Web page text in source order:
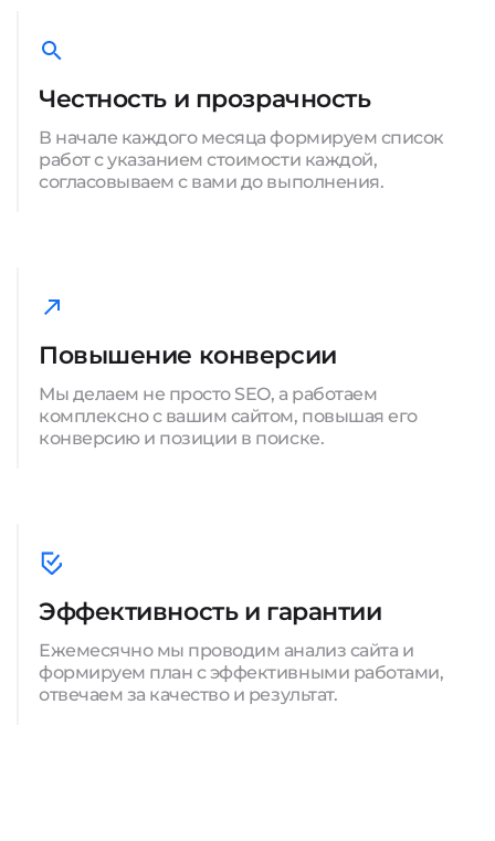
Честность и прозрачность
В начале каждого месяца формируем список
работ с указанием стоимости каждой,
согласовываем с вами до выполнения.
Повышение конверсии
Мы делаем не просто SEO, а работаем
комплексно с вашим сайтом, повышая его
конверсию и позиции в поиске.
Эффективность и гарантии
Ежемесячно мы проводим анализ сайта и
формируем план с эффективными работами,
отвечаем за качество и результат.